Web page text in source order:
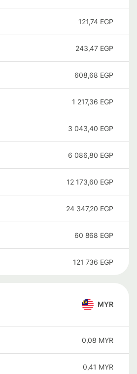
121,74 EGP
243,47 EGP
608,68 EGP
1 217,36 EGP
3 043,40 EGP
6 086,80 EGP
12 173,60 EGP
24 347,20 EGP
60 868 EGP
121 736 EGP
MYR
0,08 MYR
0,41 MYR